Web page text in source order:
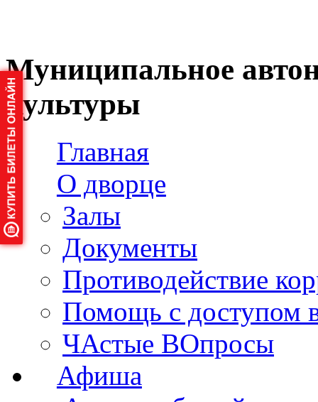
Муниципальное
культуры
Главная
О дворце
Залы
Документы
Противодействие
Помощь с доступом
ЧАстые ВОпросы
Афиша